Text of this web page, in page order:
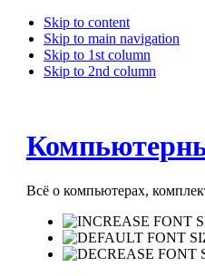
Skip to content
Skip to main navigation
Skip to 1st column
Skip to 2nd column
Всё о компьютерах,